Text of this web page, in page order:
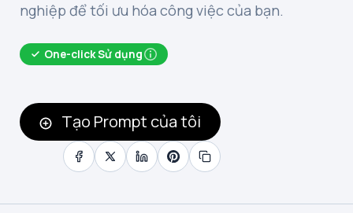
nghiệp để tối ưu hóa công việc của bạn.
One-click Sử dụng
Tạo Prompt của tôi